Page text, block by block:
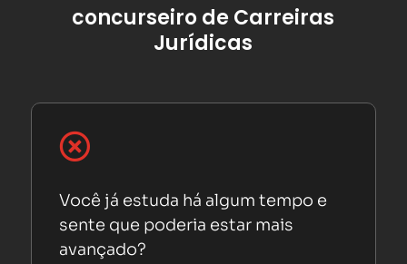
concurseiro de Carreiras
Jurídicas

Você já estuda há algum tempo e
sente que poderia estar mais
avançado?